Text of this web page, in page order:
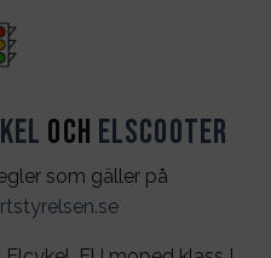
och Elscooter
som gäller på